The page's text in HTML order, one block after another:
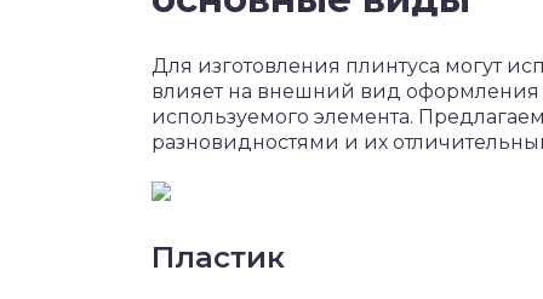
Для изготовления плинтуса могут
влияет на внешний вид оформления
используемого элемента.
разновидностями и их
Пластик